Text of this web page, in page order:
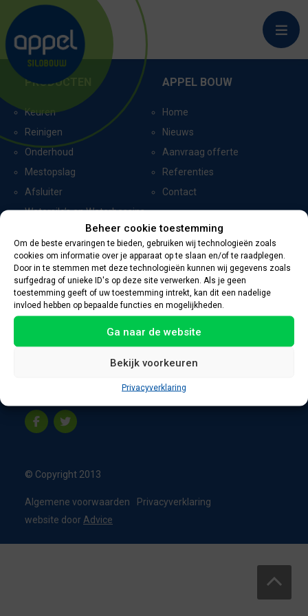
Beheer cookie toestemming
Om de beste ervaringen te bieden, gebruiken wij technologieën zoals
cookies om informatie over je apparaat op te slaan en/of te raadplegen.
Door in te stemmen met deze technologieën kunnen wij gegevens zoals
surfgedrag of unieke ID's op deze site verwerken. Als je geen
toestemming geeft of uw toestemming intrekt, kan dit een nadelige
invloed hebben op bepaalde functies en mogelijkheden.
Ga naar de website
Bekijk voorkeuren
Privacyverklaring
BATHMEN_9205
PRODUCTEN
Keuren
Reinigen
Onderhoud
Mestopslag
Afsluiter
Watersilo’s en Waterbassins
APPEL BOUW
Home
Nieuws
Aanvraag offerte
Referenties
Contact
CERTIFICERING CONTACTGEGEVENS
Oevers 11
8331 VC Steenwijk
Nederland
info@appelbouw.nl
© Copyright 2013
Algemene voorwaarden
Privacyverklaring
website door Advice